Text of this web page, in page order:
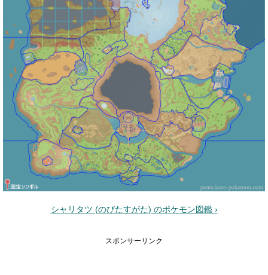
シャリタツ (のびたすがた) のポケモン図鑑 ›
スポンサーリンク